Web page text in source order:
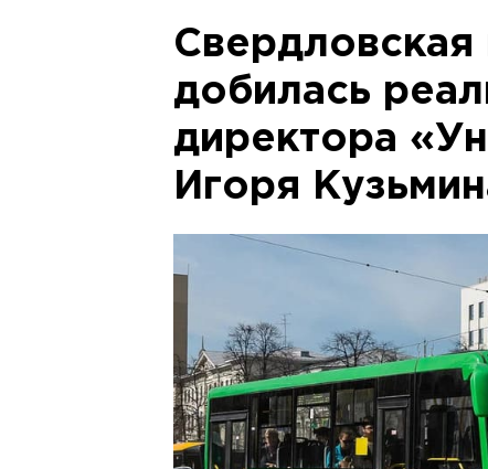
Свердловская
добилась
директора
Игоря